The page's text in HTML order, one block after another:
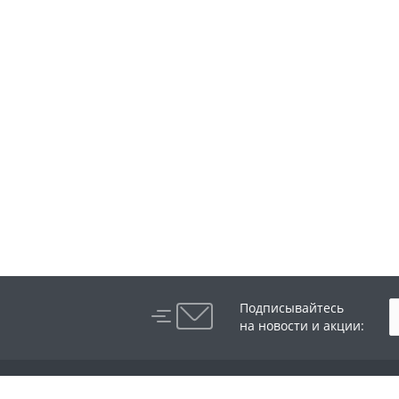
Подписывайтесь
на новости и акции: